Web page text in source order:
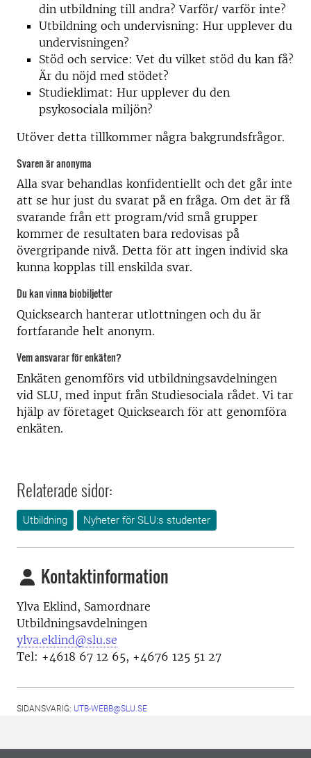
din utbildning till andra? Varför/ varför inte?
Utbildning och undervisning: Hur upplever du
undervisningen?
Stöd och service: Vet du vilket stöd du kan få?
Är du nöjd med stödet?
Studieklimat: Hur upplever du den
psykosociala miljön?
Utöver detta tillkommer några bakgrundsfrågor.
Svaren är anonyma
Alla svar behandlas konfidentiellt och det går inte
att se hur just du svarat på en fråga. Om det är få
svarande från ett program/vid små grupper
kommer de resultaten bara redovisas på
övergripande nivå. Detta för att ingen individ ska
kunna kopplas till enskilda svar.
Du kan vinna biobiljetter
Quicksearch hanterar utlottningen och du är
fortfarande helt anonym.
Vem ansvarar för enkäten?
Enkäten genomförs vid utbildningsavdelningen
vid SLU, med input från Studiesociala rådet. Vi tar
hjälp av företaget Quicksearch för att genomföra
enkäten.
Relaterade sidor:
Utbildning Nyheter för SLU:s studenter
Kontaktinformation
Ylva Eklind, Samordnare
Utbildningsavdelningen
ylva.eklind@slu.se
Tel: +4618 67 12 65, +4676 125 51 27
SIDANSVARIG: UTB-WEBB@SLU.SE